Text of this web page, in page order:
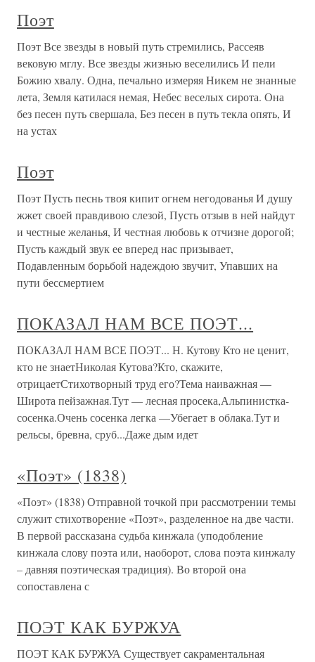
Поэт
Поэт Все звезды в новый путь стремились, Рассеяв
вековую мглу. Все звезды жизнью веселились И пели
Божию хвалу. Одна, печально измеряя Никем не знанные
лета, Земля катилася немая, Небес веселых сирота. Она
без песен путь свершала, Без песен в путь текла опять, И
на устах
Поэт
Поэт Пусть песнь твоя кипит огнем негодованья И душу
жжет своей правдивою слезой, Пусть отзыв в ней найдут
и честные желанья, И честная любовь к отчизне дорогой;
Пусть каждый звук ее вперед нас призывает,
Подавленным борьбой надеждою звучит, Упавших на
пути бессмертием
ПОКАЗАЛ НАМ ВСЕ ПОЭТ...
ПОКАЗАЛ НАМ ВСЕ ПОЭТ... Н. Кутову Кто не ценит,
кто не знаетНиколая Кутова?Кто, скажите,
отрицаетСтихотворный труд его?Тема наиважная —
Широта пейзажная.Тут — лесная просека,Альпинистка-
сосенка.Очень сосенка легка —Убегает в облака.Тут и
рельсы, бревна, сруб...Даже дым идет
«Поэт» (1838)
«Поэт» (1838) Отправной точкой при рассмотрении темы
служит стихотворение «Поэт», разделенное на две части.
В первой рассказана судьба кинжала (уподобление
кинжала слову поэта или, наоборот, слова поэта кинжалу
– давняя поэтическая традиция). Во второй она
сопоставлена с
ПОЭТ КАК БУРЖУА
ПОЭТ КАК БУРЖУА Существует сакраментальная